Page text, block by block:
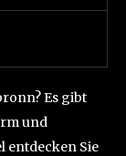
Es gibt
und
entdecken Sie